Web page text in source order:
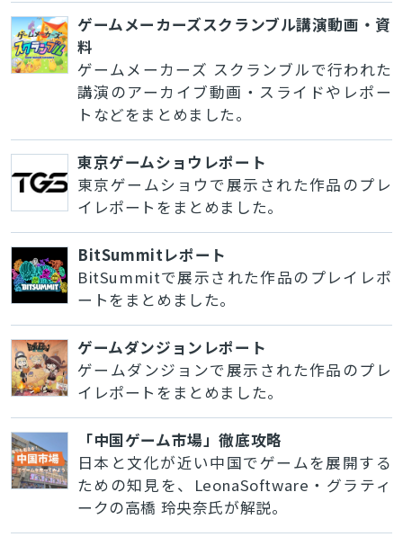
ゲームメーカーズスクランブル講演動画・資
料
ゲームメーカーズ スクランブルで行われた
講演のアーカイブ動画・スライドやレポー
トなどをまとめました。
東京ゲームショウレポート
東京ゲームショウで展示された作品のプレ
イレポートをまとめました。
BitSummitレポート
BitSummitで展示された作品のプレイレポ
ートをまとめました。
ゲームダンジョンレポート
ゲームダンジョンで展示された作品のプレ
イレポートをまとめました。
「中国ゲーム市場」徹底攻略
日本と文化が近い中国でゲームを展開する
ための知見を、LeonaSoftware・グラティ
ークの高橋 玲央奈氏が解説。